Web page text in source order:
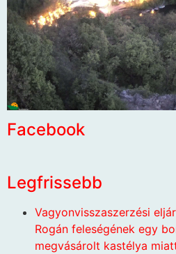
Facebook
Legfrissebb
Vagyonvisszaszerzési
Rogán feleségének egy
megvásárolt kastélya